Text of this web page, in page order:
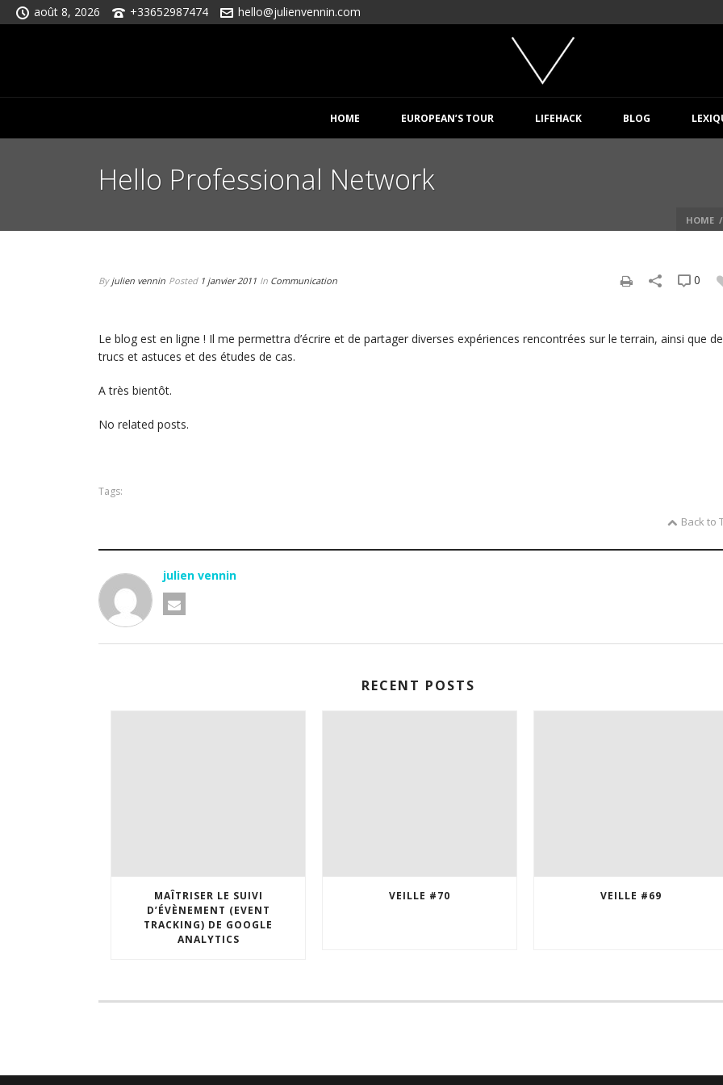
août 8, 2026 +33652987474 hello@julienvennin.com
HOME EUROPEAN’S TOUR LIFEHACK BLOG
Hello Professional Network
HOME /
By julien vennin Posted 1 janvier 2011 In Communication 0
Le blog est en ligne ! Il me permettra d’écrire et de partager diverses expériences rencontrées sur le terrain, ainsi que
trucs et astuces et des études de cas.
A très bientôt.
No related posts.
Tags:
Back to
julien vennin
RECENT POSTS
MAÎTRISER LE SUIVI
D’ÉVÈNEMENT (EVENT
TRACKING) DE GOOGLE
ANALYTICS
VEILLE #70 VEILLE #69